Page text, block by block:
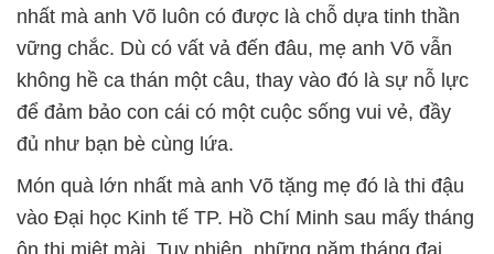
nhất mà anh Võ luôn có được là chỗ dựa tinh thần
vững chắc. Dù có vất vả đến đâu, mẹ anh Võ vẫn
không hề ca thán một câu, thay vào đó là sự nỗ lực
để đảm bảo con cái có một cuộc sống vui vẻ, đầy
đủ như bạn bè cùng lứa.
Món quà lớn nhất mà anh Võ tặng mẹ đó là thi đậu
vào Đại học Kinh tế TP. Hồ Chí Minh sau mấy tháng
ôn thi miệt mài. Tuy nhiên, những năm tháng đại